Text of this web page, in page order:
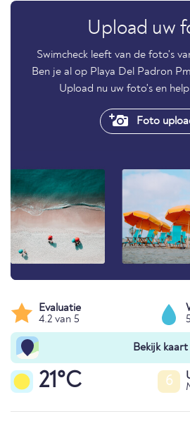
Upload uw
Swimcheck leeft van de foto's
Ben je al op Playa Del Padron
Upload nu uw foto's en
Foto
Evaluatie
4.2 van 5
Bekijk kaart
21°C 6